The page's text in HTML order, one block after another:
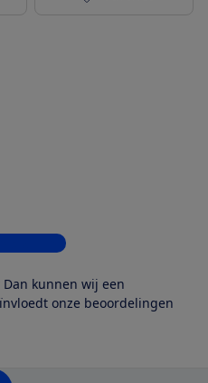
5 winkels
Dan kunnen wij een
onze beoordelingen